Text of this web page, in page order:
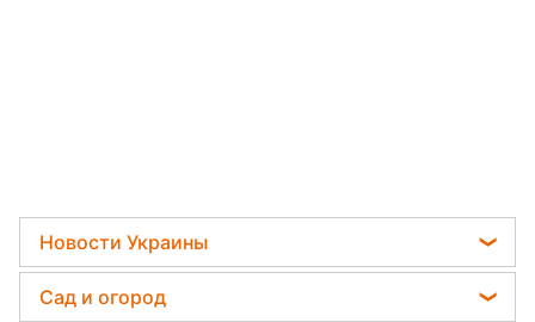
Новости Украины
Телеграм новости Украины
Сад и огород